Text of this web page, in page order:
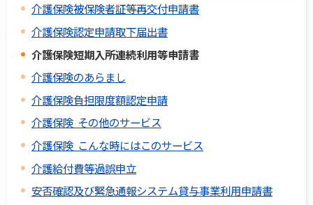
介護保険被保険者証等再交付申請書
介護保険認定申請取下届出書
介護保険短期入所連続利用等申請書
介護保険のあらまし
介護保険負担限度額認定申請
介護保険 その他のサービス
介護保険 こんな時にはこのサービス
介護給付費等過誤申立
安否確認及び緊急通報システム貸与事業利用申請書